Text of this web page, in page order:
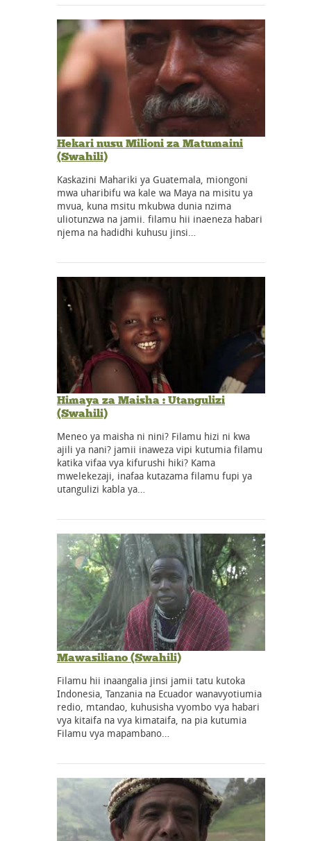
Hekari nusu Milioni za Matumaini
(Swahili)
Kaskazini Mahariki ya Guatemala, miongoni
mwa uharibifu wa kale wa Maya na misitu ya
mvua, kuna msitu mkubwa dunia nzima
uliotunzwa na jamii. filamu hii inaeneza habari
njema na hadidhi kuhusu jinsi…
Himaya za Maisha : Utangulizi
(Swahili)
Meneo ya maisha ni nini? Filamu hizi ni kwa
ajili ya nani? jamii inaweza vipi kutumia filamu
katika vifaa vya kifurushi hiki? Kama
mwelekezaji, inafaa kutazama filamu fupi ya
utangulizi kabla ya…
Mawasiliano (Swahili)
Filamu hii inaangalia jinsi jamii tatu kutoka
Indonesia, Tanzania na Ecuador wanavyotiumia
redio, mtandao, kuhusisha vyombo vya habari
vya kitaifa na vya kimataifa, na pia kutumia
Filamu vya mapambano…